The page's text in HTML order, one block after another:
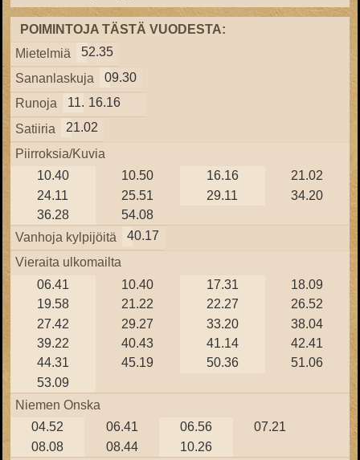
POIMINTOJA TÄSTÄ VUODESTA:
Mietelmiä
52.35
Sananlaskuja
09.30
Runoja
11.2216.16
Satiiria
21.02
Piirroksia/Kuvia
10.40
10.50 16.16
21.02
24.11
25.51 29.11
34.20
36.28
54.08
Vanhoja kylpijöitä
40.17
Vieraita ulkomailta
06.41
10.40 17.31
18.09
19.58
21.22 22.27
26.52
27.42
29.27 33.20
38.04
39.22
40.43 41.14
42.41
44.31
45.19 50.36
51.06
53.09
Niemen Onska
04.52
06.41 06.56
07.21
08.08
08.44 10.26